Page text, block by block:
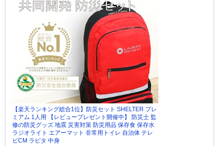
【楽天ランキング総合1位】防災セット SHELTER プレ
ミアム 1人用 【レビュープレゼント開催中】 防災士 監
修の防災グッズ 地震 災害対策 防災用品 保存食 保存水
ラジオライト エアーマット 非常用トイレ 自治体 テレ
ビCM ラピタ 中身